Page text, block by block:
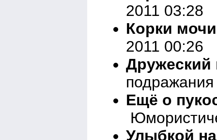
2011 03:28
Корки
2011 00:26
Ещё о
Улыбкой